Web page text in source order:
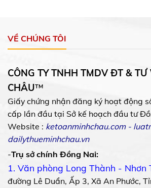
VỀ CHÚNG TÔI
CÔNG TY TNHH TMDV ĐT &
CHÂU™
Giấy chứng nhận đăng ký hoạt động
cấp lần đầu tại Sở kế hoạch đầu tư
Website : ketoanminhchau.com-
dailythueminhchau.vn
-Trụ sở chính Đồng Nai:
1. Văn phòng Long Thành - Nhơn
đường Lê Duẩn, Ấp 3, Xã An Phước,